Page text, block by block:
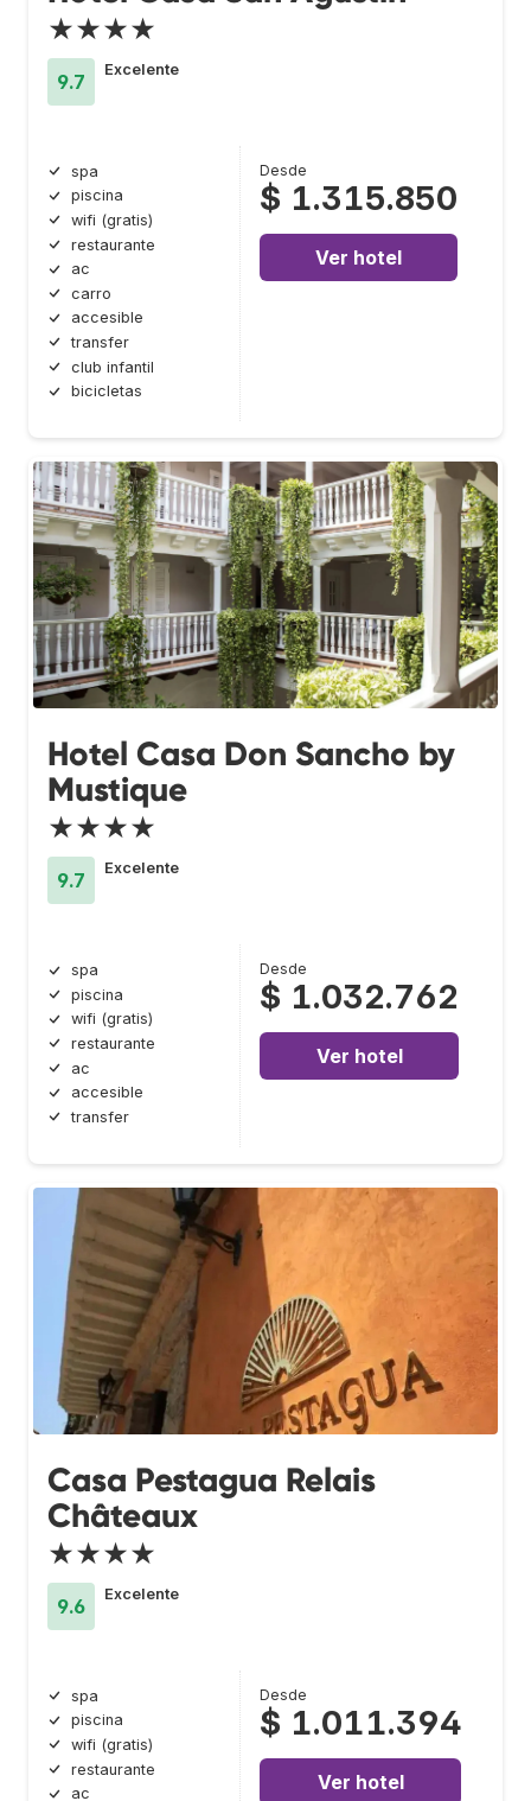
★★★★
9.7
Excelente
spa
piscina
wifi (gratis)
restaurante
ac
carro
accesible
transfer
club infantil
bicicletas
Desde
$ 1.315.850
Ver hotel
Hotel Casa Don Sancho by
Mustique
★★★★
9.7
Excelente
spa
piscina
wifi (gratis)
restaurante
ac
accesible
transfer
Desde
$ 1.032.762
Ver hotel
Casa Pestagua Relais
Châteaux
★★★★
9.6
Excelente
spa
piscina
wifi (gratis)
restaurante
ac
Desde
$ 1.011.394
Ver hotel